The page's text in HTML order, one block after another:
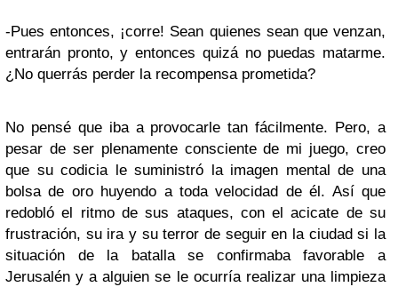
-Pues entonces, ¡corre! Sean quienes sean que venzan,
entrarán pronto, y entonces quizá no puedas matarme.
¿No querrás perder la recompensa prometida?
No pensé que iba a provocarle tan fácilmente. Pero, a
pesar de ser plenamente consciente de mi juego, creo
que su codicia le suministró la imagen mental de una
bolsa de oro huyendo a toda velocidad de él. Así que
redobló el ritmo de sus ataques, con el acicate de su
frustración, su ira y su terror de seguir en la ciudad si la
situación de la batalla se confirmaba favorable a
Jerusalén y a alguien se le ocurría realizar una limpieza